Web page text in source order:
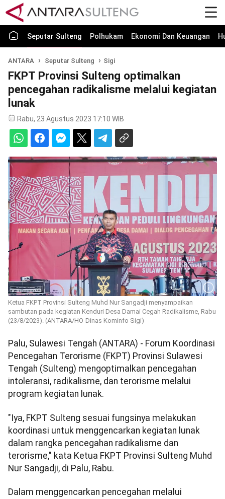
Seputar Sulteng Polhukam Ekonomi Dan Keuangan
ANTARA Seputar Sulteng Sigi
FKPT Provinsi Sulteng optimalkan
pencegahan radikalisme melalui kegiatan
lunak
Rabu, 23 Agustus 2023 17:10 WIB
Ketua FKPT Provinsi Sulteng Muhd Nur Sangadji menyampaikan
sambutan pada kegiatan Kenduri Desa Damai Cegah Radikalisme, Rabu
(23/8/2023). (ANTARA/HO-Dinas Kominfo Sigi)
Palu, Sulawesi Tengah (ANTARA) - Forum Koordinasi
Pencegahan Terorisme (FKPT) Provinsi Sulawesi
Tengah (Sulteng) mengoptimalkan pencegahan
intoleransi, radikalisme, dan terorisme melalui
program kegiatan lunak.
"Iya, FKPT Sulteng sesuai fungsinya melakukan
koordinasi untuk menggencarkan kegiatan lunak
dalam rangka pencegahan radikalisme dan
terorisme," kata Ketua FKPT Provinsi Sulteng Muhd
Nur Sangadji, di Palu, Rabu.
Dalam menggencarkan pencegahan melalui